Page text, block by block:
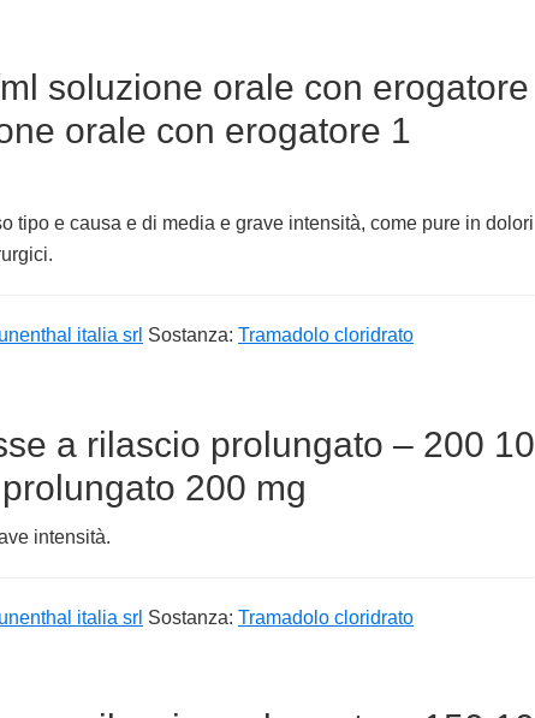
soluzione orale con erogatore
orale con erogatore 1
tipo e causa e di media e grave intensità, come pure in dolori
italia srl Sostanza: Tramadolo cloridrato
a rilascio prolungato – 200 10
200 mg
intensità.
italia srl Sostanza: Tramadolo cloridrato